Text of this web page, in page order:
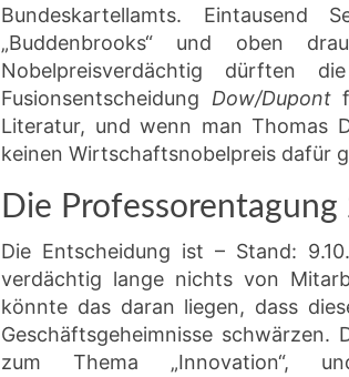
Bundeskartellamts.
„Buddenbrooks“ und oben
Nobelpreisverdächtig dürften
Fusionsentscheidung Dow/Dupont
Literatur, und wenn man Thomas
keinen Wirtschaftsnobelpreis dafür
Die Professorentagung
Die Entscheidung ist – Stand:
verdächtig lange nichts von
könnte das daran liegen, dass
Geschäftsgeheimnisse
zum Thema „Innovation“,